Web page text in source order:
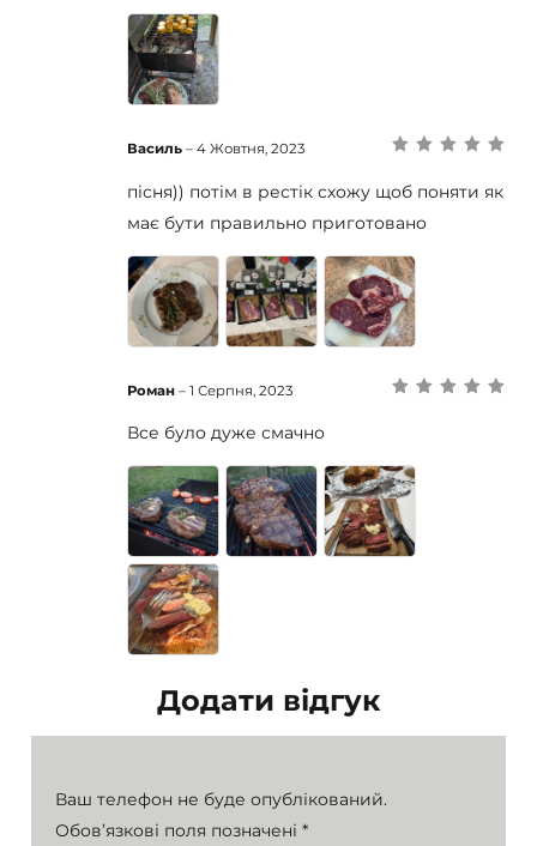
5
Василь – 4 Жовтня, 2023
пісня)) потім в рестік схожу щоб поняти як
має бути правильно приготовано
Роман – 1 Серпня, 2023
Все було дуже смачно
Додати відгук
Ваш телефон не буде опублікований.
Обов’язкові поля позначені *